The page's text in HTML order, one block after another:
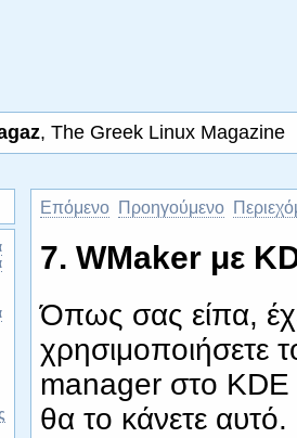
, The Greek Linux Magazine
Επόμενο Προηγούμενο
7. WMaker με
Όπως σας είπα,
χρησιμοποιήσετε
manager στο
θα το κάνετε αυτό.